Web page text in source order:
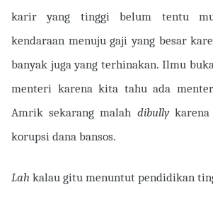
karir yang tinggi belum tentu
kendaraan menuju gaji yang besar
banyak juga yang terhinakan. Ilmu
menteri karena kita tahu ada
Amrik sekarang malah dibullykarena
korupsi dana bansos.
Lah kalau gitu menuntut pendidikan